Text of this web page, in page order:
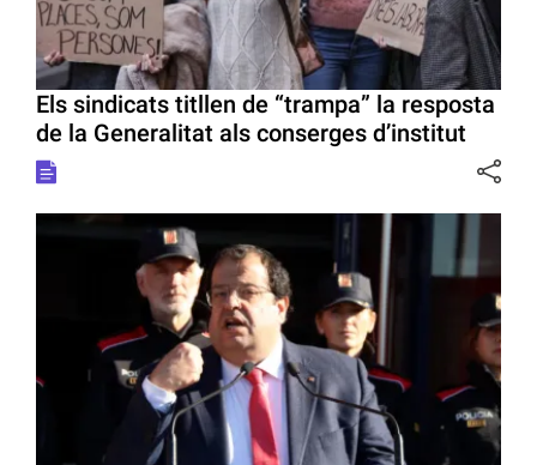
Els sindicats titllen de “trampa” la resposta
de la Generalitat als conserges d’institut